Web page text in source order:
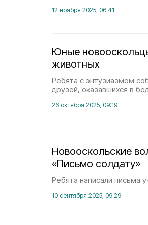
12 ноября 2025, 06:41
Юные
животных
Ребята с энтузиазмом
друзей, оказавшихся в
26 октября 2025, 09:19
Новооскольские
«Письмо солдату»
Ребята написали письма
10 сентября 2025, 09:29